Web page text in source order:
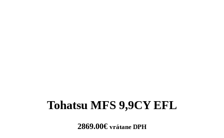
Tohatsu MFS 9,9CY EFL
2869.00€ vrátane DPH